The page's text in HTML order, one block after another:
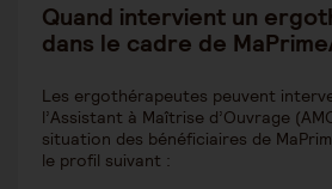
Quand intervient un
dans le cadre de
Les ergothérapeutes peuvent
l’Assistant à Maîtrise d’Ouvrage
situation des bénéficiaires de
le profil suivant :